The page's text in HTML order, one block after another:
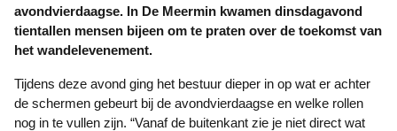
avondvierdaagse. In De Meermin kwamen dinsdagavond
tientallen mensen bijeen om te praten over de toekomst van
het wandelevenement.
Tijdens deze avond ging het bestuur dieper in op wat er achter
de schermen gebeurt bij de avondvierdaagse en welke rollen
nog in te vullen zijn. “Vanaf de buitenkant zie je niet direct wat